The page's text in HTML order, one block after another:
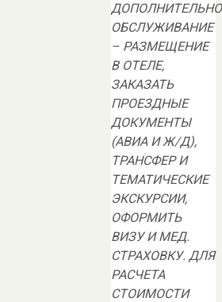
ОБСЛУЖИВАНИЕ
– РАЗМЕЩЕНИЕ
В ОТЕЛЕ,
ЗАКАЗАТЬ
ПРОЕЗДНЫЕ
ДОКУМЕНТЫ
(АВИА И Ж/Д),
ТРАНСФЕР И
ТЕМАТИЧЕСКИЕ
ЭКСКУРСИИ,
ОФОРМИТЬ
ВИЗУ И МЕД.
СТРАХОВКУ. ДЛЯ
РАСЧЕТА
СТОИМОСТИ